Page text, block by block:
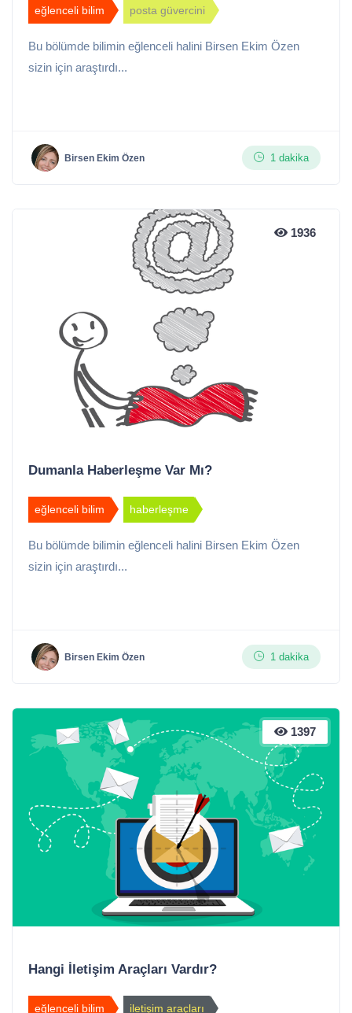
eğlenceli bilim posta güvercini
Bu bölümde bilimin eğlenceli halini Birsen Ekim Özen
sizin için araştırdı...
Birsen Ekim Özen 1 dakika
1936
Dumanla Haberleşme Var Mı?
eğlenceli bilim haberleşme
Bu bölümde bilimin eğlenceli halini Birsen Ekim Özen
sizin için araştırdı...
Birsen Ekim Özen 1 dakika
1397
Hangi İletişim Araçları Vardır?
eğlenceli bilim iletişim araçları